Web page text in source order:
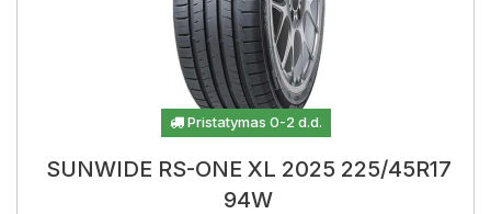
Pristatymas 0-2 d.d.
SUNWIDE RS-ONE XL 2025 225/45R17
94W